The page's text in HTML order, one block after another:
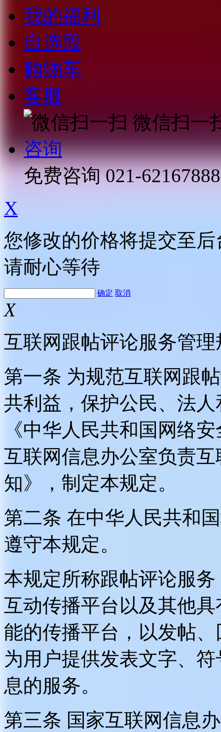
我的福利
自选股
购物车
客服
微信扫一
咨询
免费咨询 021-62167888
X
您修改的价格将提交至
请耐心等待
确定 取消
X
互联网跟帖评论服务管理
第一条 为规范互联网跟
共利益，保护公民、法
《中华人民共和国网络
互联网信息办公室负责
知》，制定本规定。
第二条 在中华人民共和
遵守本规定。
本规定所称跟帖评论服
互动传播平台以及其他
能的传播平台，以发帖
为用户提供发表文字、
息的服务。
第三条 国家互联网信息